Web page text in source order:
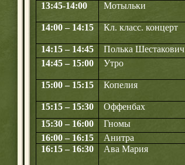
13:45-14:00
Мотыльки
14:00 – 14:15
Кл. класс. концерт
14:15 – 14:45
Полька Шестакович
14:45 – 15:00
Утро
15:00 – 15:15
Копелия
15:15 – 15:30
Оффенбах
15:30 – 16:00
Гномы
16:00 – 16:15
Анитра
16:15 – 16:30
Ава Мария